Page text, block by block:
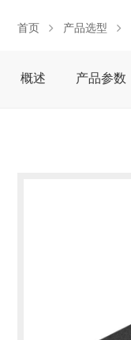
首页 产品选型
概述 产品参数